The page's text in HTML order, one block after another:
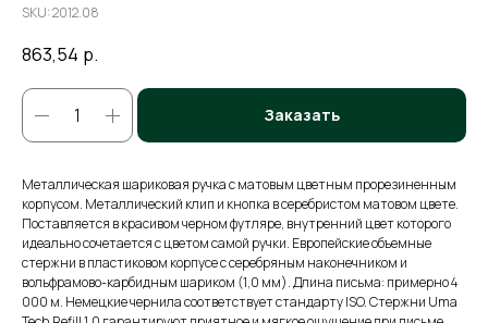
SKU:2012.08
863,54 р.
Заказать
Металлическая шариковая ручка с матовым цветным прорезиненным
корпусом. Металлический клип и кнопка в серебристом матовом цвете.
Поставляется в красивом черном футляре, внутренний цвет которого
идеально сочетается с цветом самой ручки. Европейские объемные
стержни в пластиковом корпусе c серебряным наконечником и
вольфрамово-карбидным шариком (1,0 мм). Длина письма: примерно 4
000 м. Немецкие чернила соответствует стандарту ISO. Стержни Uma